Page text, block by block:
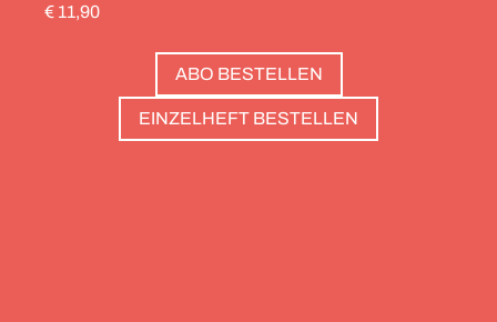
Helfrich ist über viele Gipfel gegangen – von
Salzburg bis nach Triest. Und die Redaktion hat
zwölf Hotels gesammelt, die zweierlei gemeinsam
haben: Sie sind die perfekte Basis, um Gipfel zu
stürmen. Und sie haben wunderschöne Pools, um
€ 11,90
ABO BESTELLEN
EINZELHEFT BESTELLEN